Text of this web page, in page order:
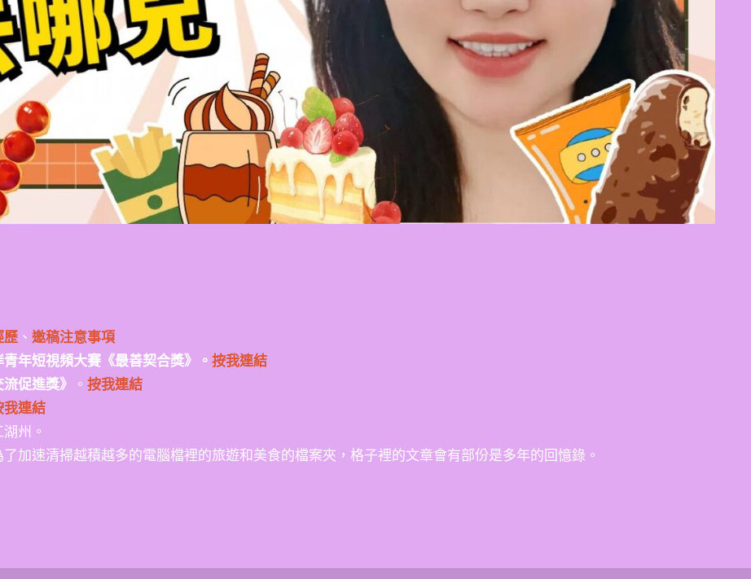
歷、 邀稿注意事項
年短視頻大賽《最善契合獎》。 按我連結
促進獎》 。 按我連結
我連結
州。
加速清掃越積越多的電腦檔裡的旅遊和美食的檔案夾，格子裡的文章會有部份是多年的回憶錄。